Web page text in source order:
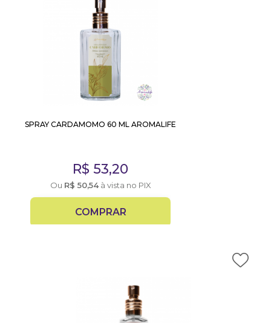
SPRAY CARDAMOMO 60 ML AROMALIFE
R$ 53,20
Ou R$ 50,54à vista no PIX
COMPRAR